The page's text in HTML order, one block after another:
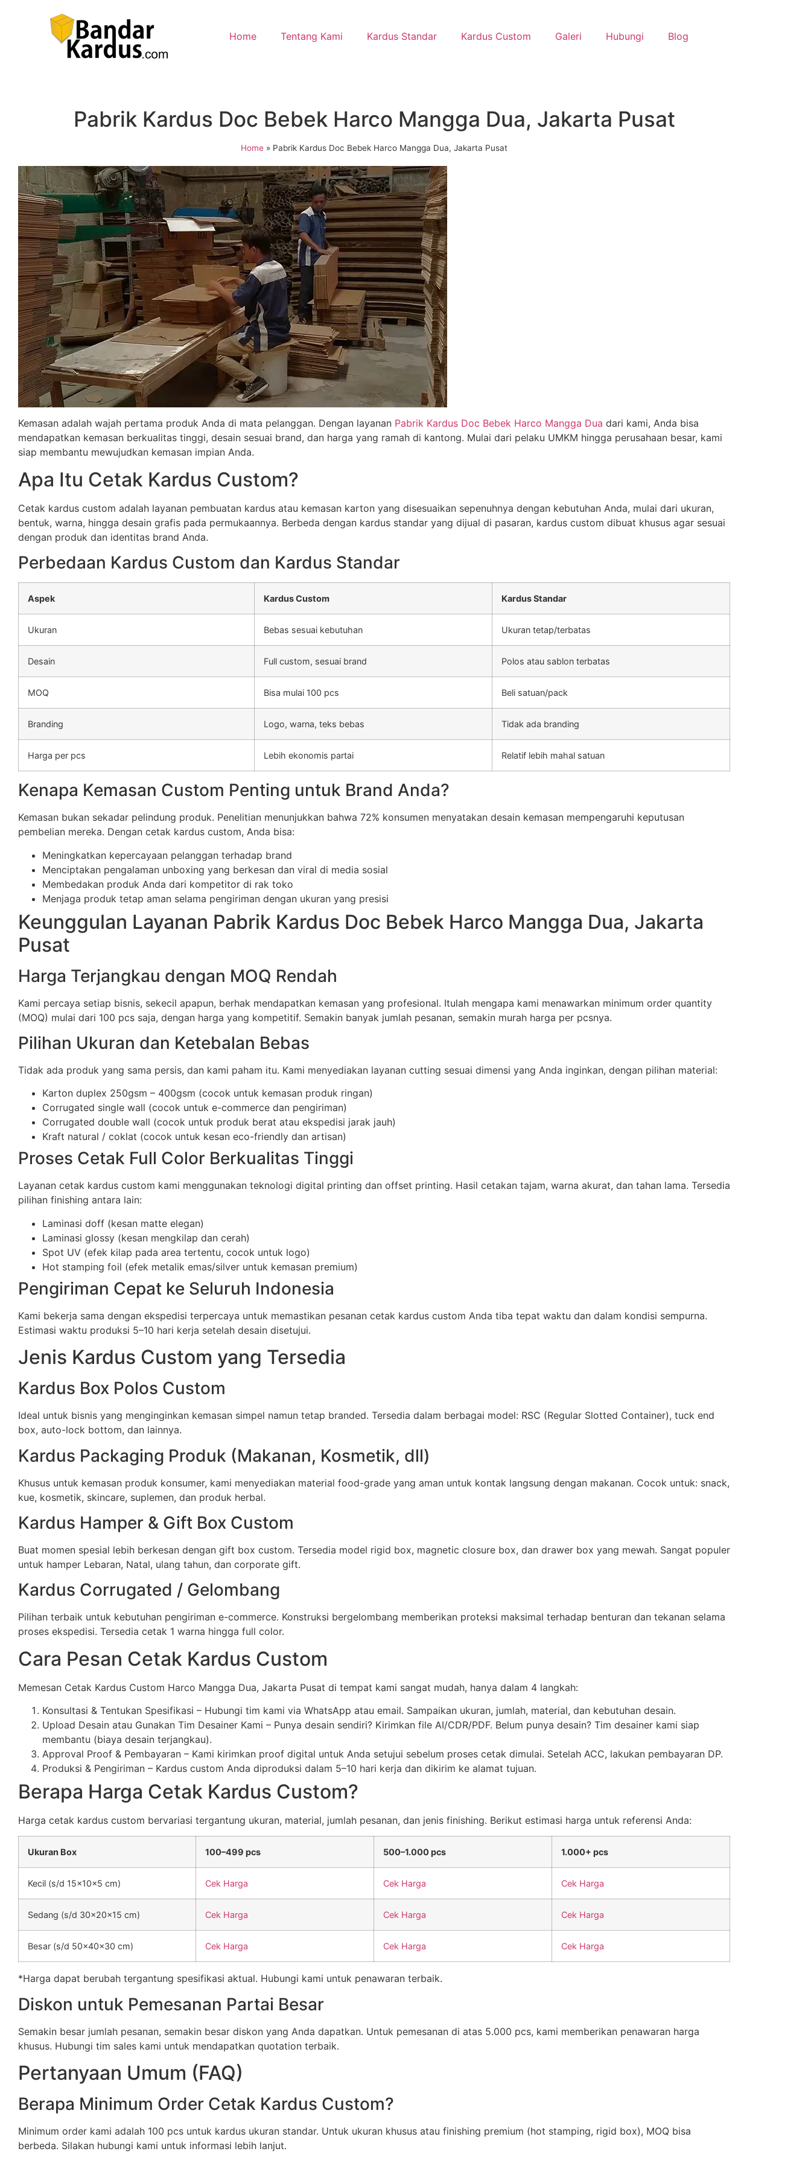
Home Tentang Kami Kardus Standar Kardus Custom Galeri Hubungi Blog
Pabrik Kardus Doc Bebek Harco Mangga Dua, Jakarta Pusat
Home » Pabrik Kardus Doc Bebek Harco Mangga Dua, Jakarta Pusat
Kemasan adalah wajah pertama produk Anda di mata pelanggan. Dengan layanan Pabrik Kardus Doc Bebek Harco Mangga Dua dari kami, Anda bisa
mendapatkan kemasan berkualitas tinggi, desain sesuai brand, dan harga yang ramah di kantong. Mulai dari pelaku UMKM hingga perusahaan besar, kami
siap membantu mewujudkan kemasan impian Anda.
Apa Itu Cetak Kardus Custom?
Cetak kardus custom adalah layanan pembuatan kardus atau kemasan karton yang disesuaikan sepenuhnya dengan kebutuhan Anda, mulai dari ukuran,
bentuk, warna, hingga desain grafis pada permukaannya. Berbeda dengan kardus standar yang dijual di pasaran, kardus custom dibuat khusus agar sesuai
dengan produk dan identitas brand Anda.
Perbedaan Kardus Custom dan Kardus Standar
Aspek Kardus Custom Kardus Standar
Ukuran Bebas sesuai kebutuhan Ukuran tetap/terbatas
Desain Full custom, sesuai brand Polos atau sablon terbatas
MOQ Bisa mulai 100 pcs Beli satuan/pack
Branding Logo, warna, teks bebas Tidak ada branding
Harga per pcs Lebih ekonomis partai Relatif lebih mahal satuan
Kenapa Kemasan Custom Penting untuk Brand Anda?
Kemasan bukan sekadar pelindung produk. Penelitian menunjukkan bahwa 72% konsumen menyatakan desain kemasan mempengaruhi keputusan
pembelian mereka. Dengan cetak kardus custom, Anda bisa:
Meningkatkan kepercayaan pelanggan terhadap brand
Menciptakan pengalaman unboxing yang berkesan dan viral di media sosial
Membedakan produk Anda dari kompetitor di rak toko
Menjaga produk tetap aman selama pengiriman dengan ukuran yang presisi
Keunggulan Layanan Pabrik Kardus Doc Bebek Harco Mangga Dua, Jakarta
Pusat
Harga Terjangkau dengan MOQ Rendah
Kami percaya setiap bisnis, sekecil apapun, berhak mendapatkan kemasan yang profesional. Itulah mengapa kami menawarkan minimum order quantity
(MOQ) mulai dari 100 pcs saja, dengan harga yang kompetitif. Semakin banyak jumlah pesanan, semakin murah harga per pcsnya.
Pilihan Ukuran dan Ketebalan Bebas
Tidak ada produk yang sama persis, dan kami paham itu. Kami menyediakan layanan cutting sesuai dimensi yang Anda inginkan, dengan pilihan material:
Karton duplex 250gsm – 400gsm (cocok untuk kemasan produk ringan)
Corrugated single wall (cocok untuk e-commerce dan pengiriman)
Corrugated double wall (cocok untuk produk berat atau ekspedisi jarak jauh)
Kraft natural / coklat (cocok untuk kesan eco-friendly dan artisan)
Proses Cetak Full Color Berkualitas Tinggi
Layanan cetak kardus custom kami menggunakan teknologi digital printing dan offset printing. Hasil cetakan tajam, warna akurat, dan tahan lama. Tersedia
pilihan finishing antara lain:
Laminasi doff (kesan matte elegan)
Laminasi glossy (kesan mengkilap dan cerah)
Spot UV (efek kilap pada area tertentu, cocok untuk logo)
Hot stamping foil (efek metalik emas/silver untuk kemasan premium)
Pengiriman Cepat ke Seluruh Indonesia
Kami bekerja sama dengan ekspedisi terpercaya untuk memastikan pesanan cetak kardus custom Anda tiba tepat waktu dan dalam kondisi sempurna.
Estimasi waktu produksi 5–10 hari kerja setelah desain disetujui.
Jenis Kardus Custom yang Tersedia
Kardus Box Polos Custom
Ideal untuk bisnis yang menginginkan kemasan simpel namun tetap branded. Tersedia dalam berbagai model: RSC (Regular Slotted Container), tuck end
box, auto-lock bottom, dan lainnya.
Kardus Packaging Produk (Makanan, Kosmetik, dll)
Khusus untuk kemasan produk konsumer, kami menyediakan material food-grade yang aman untuk kontak langsung dengan makanan. Cocok untuk: snack,
kue, kosmetik, skincare, suplemen, dan produk herbal.
Kardus Hamper & Gift Box Custom
Buat momen spesial lebih berkesan dengan gift box custom. Tersedia model rigid box, magnetic closure box, dan drawer box yang mewah. Sangat populer
untuk hamper Lebaran, Natal, ulang tahun, dan corporate gift.
Kardus Corrugated / Gelombang
Pilihan terbaik untuk kebutuhan pengiriman e-commerce. Konstruksi bergelombang memberikan proteksi maksimal terhadap benturan dan tekanan selama
proses ekspedisi. Tersedia cetak 1 warna hingga full color.
Cara Pesan Cetak Kardus Custom
Memesan Cetak Kardus Custom Harco Mangga Dua, Jakarta Pusat di tempat kami sangat mudah, hanya dalam 4 langkah:
Konsultasi & Tentukan Spesifikasi – Hubungi tim kami via WhatsApp atau email. Sampaikan ukuran, jumlah, material, dan kebutuhan desain.
Upload Desain atau Gunakan Tim Desainer Kami – Punya desain sendiri? Kirimkan file AI/CDR/PDF. Belum punya desain? Tim desainer kami siap
membantu (biaya desain terjangkau).
Approval Proof & Pembayaran – Kami kirimkan proof digital untuk Anda setujui sebelum proses cetak dimulai. Setelah ACC, lakukan pembayaran DP.
Produksi & Pengiriman – Kardus custom Anda diproduksi dalam 5–10 hari kerja dan dikirim ke alamat tujuan.
Berapa Harga Cetak Kardus Custom?
Harga cetak kardus custom bervariasi tergantung ukuran, material, jumlah pesanan, dan jenis finishing. Berikut estimasi harga untuk referensi Anda:
Ukuran Box 100–499 pcs 500–1.000 pcs 1.000+ pcs
Kecil (s/d 15x10x5 cm) Cek Harga Cek Harga Cek Harga
Sedang (s/d 30x20x15 cm) Cek Harga Cek Harga Cek Harga
Besar (s/d 50x40x30 cm) Cek Harga Cek Harga Cek Harga
*Harga dapat berubah tergantung spesifikasi aktual. Hubungi kami untuk penawaran terbaik.
Diskon untuk Pemesanan Partai Besar
Semakin besar jumlah pesanan, semakin besar diskon yang Anda dapatkan. Untuk pemesanan di atas 5.000 pcs, kami memberikan penawaran harga
khusus. Hubungi tim sales kami untuk mendapatkan quotation terbaik.
Pertanyaan Umum (FAQ)
Berapa Minimum Order Cetak Kardus Custom?
Minimum order kami adalah 100 pcs untuk kardus ukuran standar. Untuk ukuran khusus atau finishing premium (hot stamping, rigid box), MOQ bisa
berbeda. Silakan hubungi kami untuk informasi lebih lanjut.